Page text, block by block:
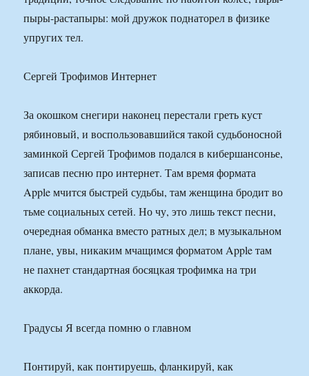
пыры-растапыры: мой дружок поднаторел в физике
упругих тел.
Сергей Трофимов Интернет
За окошком снегири наконец перестали греть куст
рябиновый, и воспользовавшийся такой судьбоносной
заминкой Сергей Трофимов подался в кибершансонье,
записав песню про интернет. Там время формата
Apple мчится быстрей судьбы, там женщина бродит во
тьме социальных сетей. Но чу, это лишь текст песни,
очередная обманка вместо ратных дел; в музыкальном
плане, увы, никаким мчащимся форматом Apple там
не пахнет стандартная босяцкая трофимка на три
аккорда.
Градусы Я всегда помню о главном
Понтируй, как понтируешь, фланкируй, как